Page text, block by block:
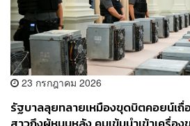
23 กรกฎาคม 2026
รัฐบาลลุยทลายเหมืองขุดบิตคอยน์เ